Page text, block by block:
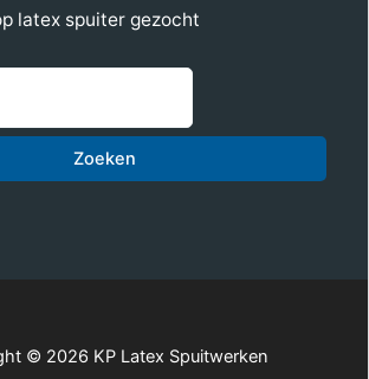
latex spuiter gezocht
Zoeken
© 2026 KP Latex Spuitwerken